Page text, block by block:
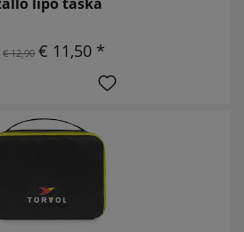
€ 12,90 € 11,50 *